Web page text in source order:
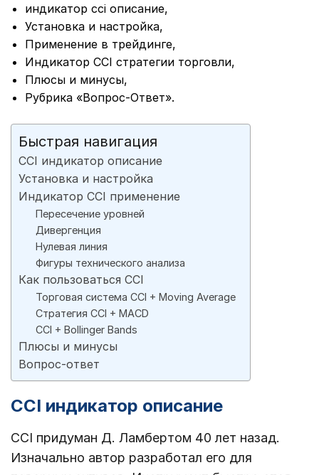
индикатор cci описание,
Установка и настройка,
Применение в трейдинге,
Индикатор CCI стратегии торговли,
Плюсы и минусы,
Рубрика «Вопрос-Ответ».
Быстрая навигация
CCI индикатор описание
Установка и настройка
Индикатор CCI применение
Пересечение уровней
Дивергенция
Нулевая линия
Фигуры технического анализа
Как пользоваться CCI
Торговая система CCI + Moving Average
Стратегия CCI + MACD
CCI + Bollinger Bands
Плюсы и минусы
Вопрос-ответ
CCI индикатор описание
CCI придуман Д. Ламбертом 40 лет назад.
Изначально автор разработал его для